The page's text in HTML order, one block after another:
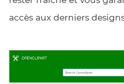
accès aux derniers